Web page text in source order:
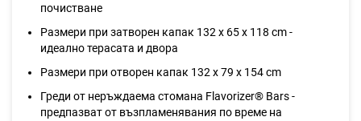
почистване
Размери при затворен капак 132 x 65 x 118 cm -
идеално терасата и двора
Размери при отворен капак 132 x 79 x 154 cm
Греди от неръждаема стомана Flavorizer® Bars -
предпазват от възпламенявания по време на